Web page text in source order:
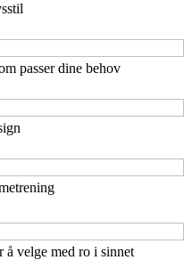
passer dine behov
å velge med ro i sinnet